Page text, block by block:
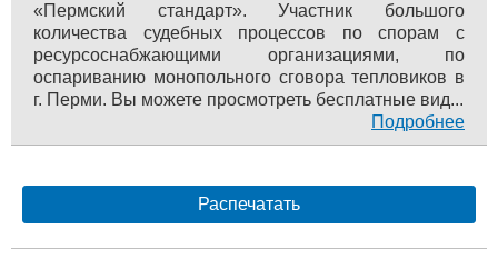
«Пермский стандарт». Участник большого
количества судебных процессов по спорам с
ресурсоснабжающими организациями, по
оспариванию монопольного сговора тепловиков в
г. Перми. Вы можете просмотреть бесплатные вид...
Подробнее
Распечатать